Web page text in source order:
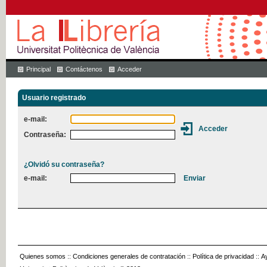
Principal Contáctenos Acceder
Usuario registrado
e-mail:
Contraseña:
¿Olvidó su contraseña?
e-mail:
Quienes somos :: Condiciones generales de contratación :: Política de privacidad ::